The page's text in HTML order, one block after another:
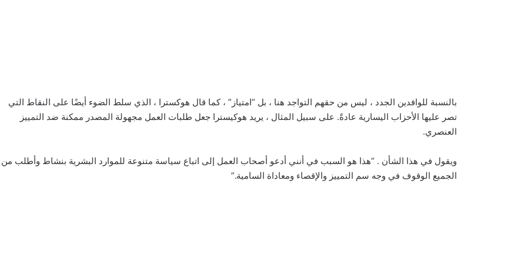
بالنسبة للوافدين الجدد ، ليس من حقهم التواجد هنا ، بل “امتياز” ، كما قال هوكسترا ، الذي سلط الضوء أيضًا على النقاط التي
تصر عليها الأحزاب اليسارية عادةً. على سبيل المثال ، يريد هوكيسترا جعل طلبات العمل مجهولة المصدر ممكنة ضد التمييز
العنصري.
ويقول في هذا الشأن . “هذا هو السبب في أنني أدعو أصحاب العمل إلى اتباع سياسة متنوعة للموارد البشرية بنشاط وأطلب من
الجميع الوقوف في وجه سم التمييز والإقصاء ومعاداة السامية.”